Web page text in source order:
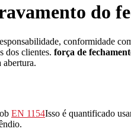
do
conformidade
dos clientes. força de
abertura.
EN 1154Isso é quantificado